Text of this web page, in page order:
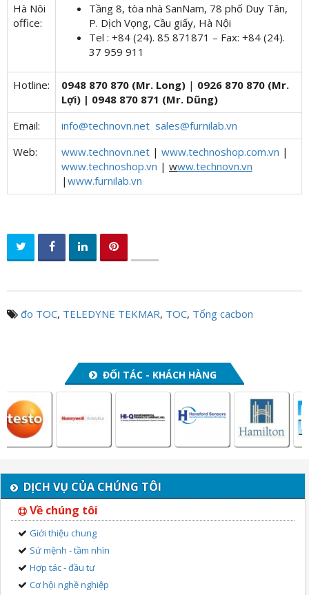
Hà Nôi
office:
Tầng 8, tòa nhà SanNam, 78 phố Duy Tân,
P. Dịch Vọng, Cầu giấy, Hà Nội
Tel : +84 (24). 85 871871 – Fax: +84 (24).
37 959 911
Hotline: 0948 870 870 (Mr. Long) | 0926 870 870 (Mr.
Lợi) | 0948 870 871 (Mr. Dũng)
Email:
info@technovn.net sales@furnilab.vn
Web:
www.technovn.net | www.technoshop.com.vn |
www.technoshop.vn | www.technovn.vn
| www.furnilab.vn
đo TOC, TELEDYNE TEKMAR, TOC, Tổng cacbon
ĐỐI TÁC - KHÁCH HÀNG
DỊCH VỤ CỦA CHÚNG TÔI
Về chúng tôi
Giới thiệu chung
Sứ mệnh - tầm nhìn
Hợp tác - đầu tư
Cơ hội nghề nghiệp